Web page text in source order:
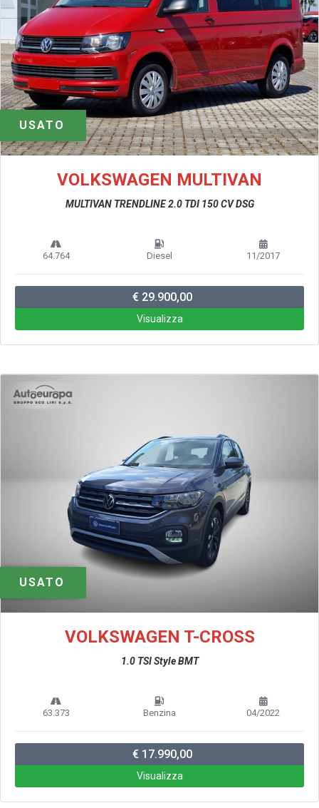
USATO
VOLKSWAGEN MULTIVAN
MULTIVAN TRENDLINE 2.0 TDI 150 CV DSG
64.764 Diesel 11/2017
€ 29.900,00
Visualizza
USATO
VOLKSWAGEN T-CROSS
1.0 TSI Style BMT
63.373 Benzina 04/2022
€ 17.990,00
Visualizza